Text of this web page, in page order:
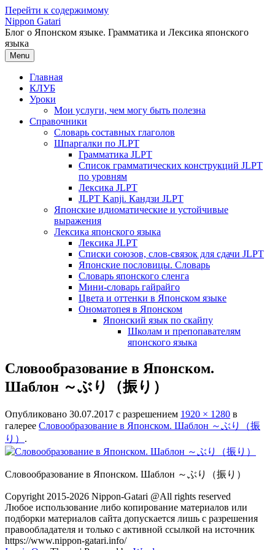
Перейти к содержимому
Nippon Gatari
Блог о Японском языке. Грамматика и Лексика японского
языка
Menu
Главная
КЛУБ
Уроки
Мои услуги, чем могу быть полезна
Справочники
Словарь составных глаголов
Шпаргалки по JLPT
Грамматика JLPT
Список грамматических конструкций JLPT
по уровням
Лексика JLPT
JLPT Kanji. Кандзи JLPT
Японские идиоматические и устойчивые
выражения
Лексика японского языка
Лексика JLPT
Списки союзов, слов-связок для сдачи JLPT
Японские пословицы. Словарь
Словарь японского сленга
Мини-словарь гайрайго
Цвета и оттенки в Японском языке
Ономатопея в Японском
Японский язык по скайпу
Школам и препопавателям
японского языка
Словообразование в Японском.
Шаблон ～ぶり（振り）
Опубликовано 30.07.2017 с разрешением 1920 × 1280 в
галерее Словообразование в Японском. Шаблон ～ぶり（振
り） .
Словообразование в Японском. Шаблон ～ぶり（振り）
Copyright 2015-2026 Nippon-Gatari @All rights reserved
Любое использование либо копирование материалов или
подборки материалов сайта допускается лишь с разрешения
правообладателя и только с активной ссылкой на источник
https://www.nippon-gatari.info/